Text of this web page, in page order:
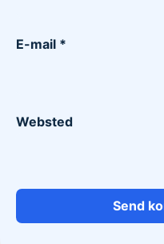
E-mail *
Websted